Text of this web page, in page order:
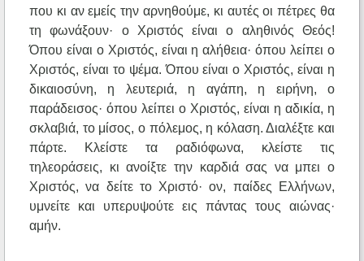
που κι αν εμείς την αρνηθούμε, κι αυτές οι πέτρες θα
τη φωνάξουν· ο Χριστός είναι ο αληθινός Θεός!
Όπου είναι ο Χριστός, είναι η αλήθεια· όπου λείπει ο
Χριστός, είναι το ψέμα. Όπου είναι ο Χριστός, είναι η
δικαιοσύνη, η λευτεριά, η αγάπη, η ειρήνη, ο
παράδεισος· όπου λείπει ο Χριστός, είναι η αδικία, η
σκλαβιά, το μίσος, ο πόλεμος, η κόλαση. Διαλέξτε και
πάρτε. Κλείστε τα ραδιόφωνα, κλείστε τις
τηλεοράσεις, κι ανοίξτε την καρδιά σας να μπει ο
Χριστός, να δείτε το Χριστό· ον, παίδες Ελλήνων,
υμνείτε και υπερυψούτε εις πάντας τους αιώνας·
αμήν.